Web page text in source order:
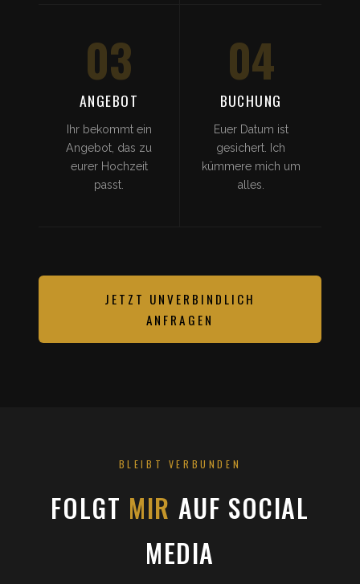
03
ANGEBOT
Ihr bekommt ein
Angebot, das zu
eurer Hochzeit
passt.
04
BUCHUNG
Euer Datum ist
gesichert. Ich
kümmere mich um
alles.
JETZT UNVERBINDLICH
ANFRAGEN
BLEIBT VERBUNDEN
FOLGT MIR AUF SOCIAL
MEDIA